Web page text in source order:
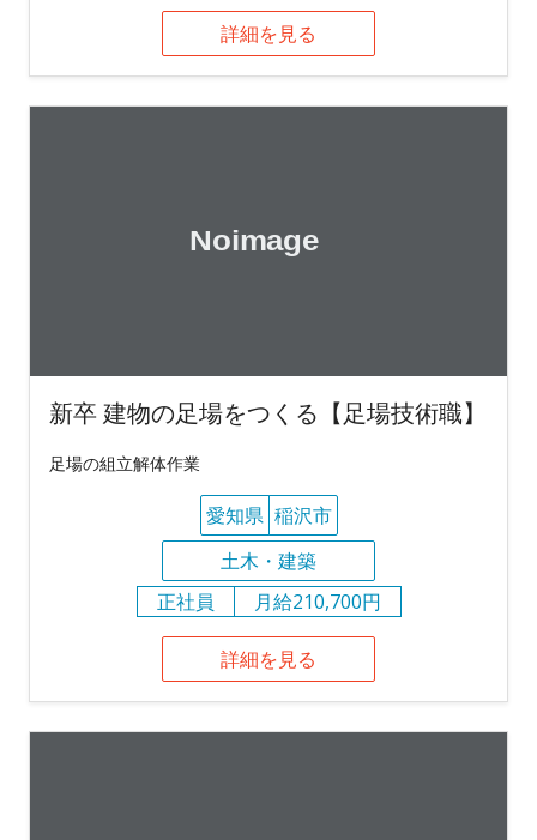
詳細を見る
新卒 建物の足場をつくる【足場技術職】
足場の組立解体作業
愛知県 稲沢市
土木・建築
正社員
月給210,700円
詳細を見る